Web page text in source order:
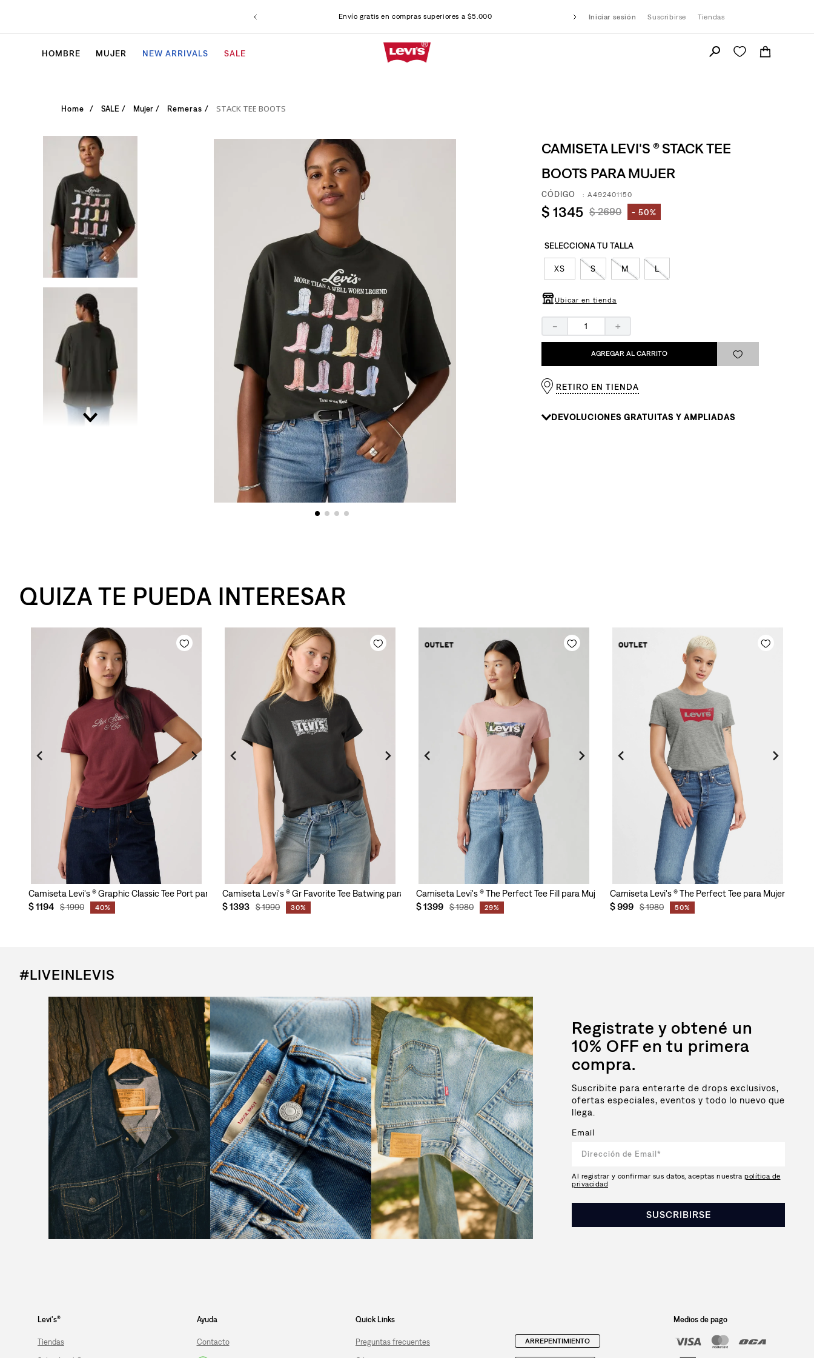
Envío gratis en compras superiores a $5.000 Iniciar sesión Suscribirse Tiendas
HOMBRE MUJER NEW ARRIVALS SALE
SALE Mujer Remeras STACK TEE BOOTS
CAMISETA LEVI'S ® STACK TEE
BOOTS PARA MUJER
:A492401150
$ 1345 $ 2690 50%
XS S M L
Ubicar en tienda
＋
－
AGREGAR AL CARRITO
RETIRO EN TIENDA
DEVOLUCIONES GRATUITAS Y AMPLIADAS
QUIZA TE PUEDA INTERESAR
Camiseta Levi's ® Graphic Classic Tee Port para Mujer
$1194 $1990 40%
Camiseta Levi's ® Gr Favorite Tee Batwing para Mujer
$1393 $1990 30%
Camiseta Levi's ® The Perfect Tee Fill para Mujer
$1399 $1980 29%
Camiseta Levi's ® The Perfect Tee para Mujer
$999 $1980 50%
#LIVEINLEVIS
Registrate y obtené un
10% OFF en tu primera
compra.
Suscribite para enterarte de drops exclusivos,
ofertas especiales, eventos y todo lo nuevo que
llega.
Email
Al registrar y confirmar sus datos, aceptas nuestra política de
privacidad
SUSCRIBIRSE
Levi's®
Tiendas
Ayuda
Contacto
Quick Links
Preguntas frecuentes ARREPENTIMIENTO
Medios de pago